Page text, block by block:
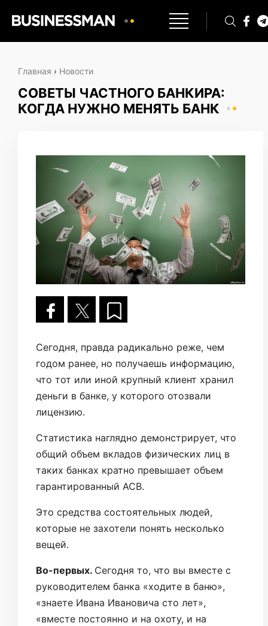
Главная › Новости
СОВЕТЫ ЧАСТНОГО БАНКИРА:
КОГДА НУЖНО МЕНЯТЬ БАНК
Сегодня, правда радикально реже, чем
годом ранее, но получаешь информацию,
что тот или иной крупный клиент хранил
деньги в банке, у которого отозвали
лицензию.
Статистика наглядно демонстрирует, что
общий объем вкладов физических лиц в
таких банках кратно превышает объем
гарантированный АСВ.
Это средства состоятельных людей,
которые не захотели понять несколько
вещей.
Во-первых. Сегодня то, что вы вместе с
руководителем банка «ходите в баню»,
«знаете Ивана Ивановича сто лет»,
«вместе постоянно и на охоту, и на